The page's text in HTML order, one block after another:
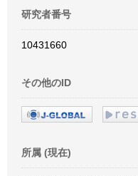
研究者番号
10431660
その他のID
所属 (現在)